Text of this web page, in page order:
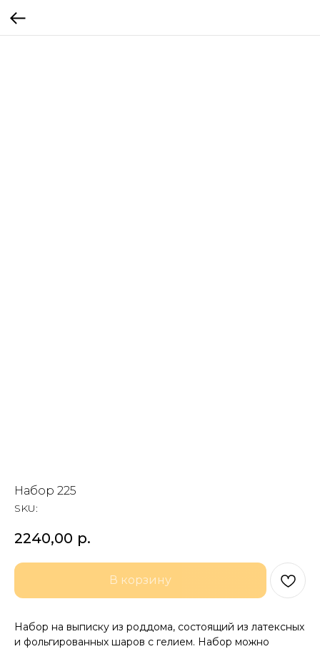
Набор 225
SKU:
2240,00 р.
В корзину
Набор на выписку из роддома, состоящий из латексных
и фольгированных шаров с гелием. Набор можно